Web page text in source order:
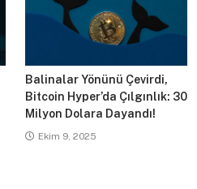
Balinalar Yönünü Çevirdi,
Bitcoin Hyper’da Çılgınlık: 30
Milyon Dolara Dayandı!
Ekim 9, 2025